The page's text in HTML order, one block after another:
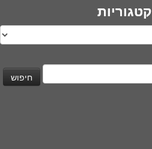
קטגוריות